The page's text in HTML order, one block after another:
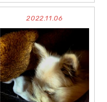
2022.11.06